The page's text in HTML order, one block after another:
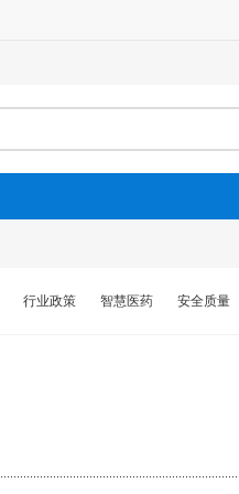
行业政策 智慧医药 安全质量